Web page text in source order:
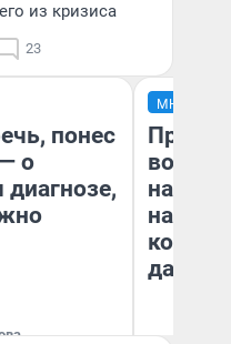
из кризиса
23
понес
о
МНЕНИЕ
нам
даже